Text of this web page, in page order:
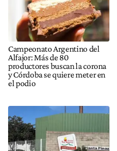
Campeonato Argentino del
Alfajor: Más de 80
productores buscan la corona
y Córdoba se quiere meter en
el podio